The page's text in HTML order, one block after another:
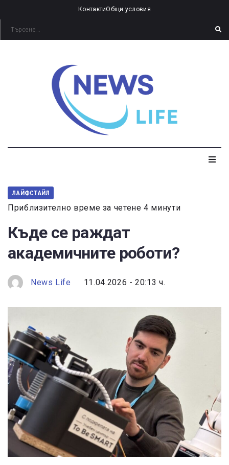
КонтактиОбщи условия
ЛАЙФСТАЙЛ
Приблизително време за четене 4 минути
Къде се раждат
академичните роботи?
News Life 11.04.2026 - 20:13 ч.